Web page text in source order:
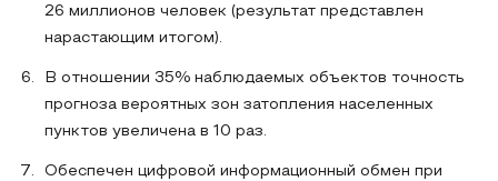
26 миллионов человек (результат представлен
нарастающим итогом).
В отношении 35% наблюдаемых объектов точность
прогноза вероятных зон затопления населенных
пунктов увеличена в 10 раз.
Обеспечен цифровой информационный обмен при